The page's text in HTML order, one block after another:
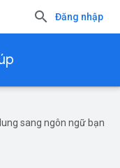
Đăng nhập
sang ngôn ngữ bạn